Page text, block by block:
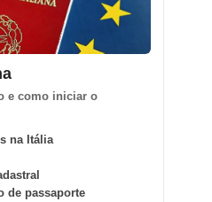
e como iniciar o
na Itália
de passaporte